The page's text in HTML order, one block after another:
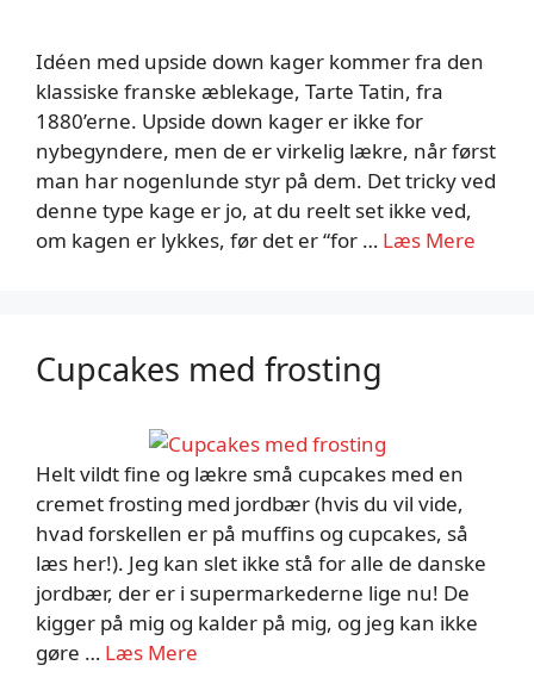
Idéen med upside down kager kommer fra den
klassiske franske æblekage, Tarte Tatin, fra
1880’erne. Upside down kager er ikke for
nybegyndere, men de er virkelig lækre, når først
man har nogenlunde styr på dem. Det tricky ved
denne type kage er jo, at du reelt set ikke ved,
om kagen er lykkes, før det er “for … Læs Mere
Cupcakes med frosting
Helt vildt fine og lækre små cupcakes med en
cremet frosting med jordbær (hvis du vil vide,
hvad forskellen er på muffins og cupcakes, så
læs her!). Jeg kan slet ikke stå for alle de danske
jordbær, der er i supermarkederne lige nu! De
kigger på mig og kalder på mig, og jeg kan ikke
gøre … Læs Mere